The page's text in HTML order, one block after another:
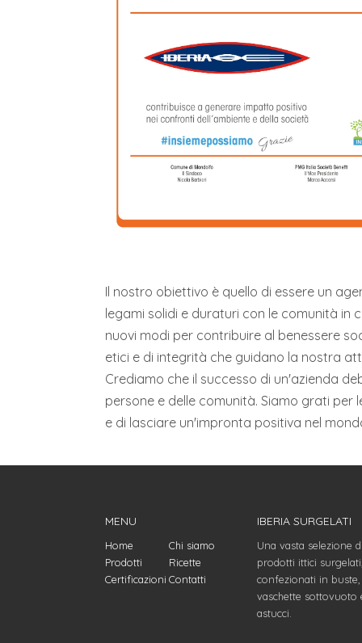
Il nostro obiettivo è quello di essere un
legami solidi e duraturi con le comunità in
nuovi modi per contribuire al benessere
etici e di integrità che guidano la nostra
Crediamo che il successo di un'azienda
persone e delle comunità. Siamo grati
e di lasciare un'impronta positiva nel
MENU
Home
Chi siamo
Prodotti
Ricette
Certificazioni Contatti
IBERIA SURGELATI
Una vasta selezione
prodotti ittici surgelati,
confezionati in buste,
vaschette sottovuoto
astucci.